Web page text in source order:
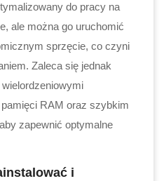
do pracy na
ale można go uruchomić
sprzęcie, co czyni
Zaleca się jednak
RAM oraz szybkim
zapewnić optymalne
i